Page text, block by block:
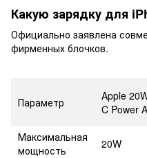
Какую зарядку для
Официально заявлена
фирменных блочков.
Параметр
Apple
C Power
Максимальная
мощность
20W